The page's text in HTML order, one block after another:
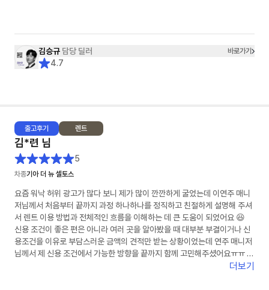
김승규 담당 딜러 바로가기
4.7
출고후기 렌트
김*련 님
5
차종기아 더 뉴 셀토스
요즘 워낙 허위 광고가 많다 보니 제가 많이 깐깐하게 굴었는데 이연주 매니
저님께서 처음부터 끝까지 과정 하나하나를 정직하고 친절하게 설명해 주셔
서 렌트 이용 방법과 전체적인 흐름을 이해하는 데 큰 도움이 되었어요 😆
신용 조건이 좋은 편은 아니라 여러 곳을 알아봤을 때 대부분 부결이거나 신
용조건을 이유로 부담스러운 금액의 견적만 받는 상황이었는데 연주 매니저
님께서 제 신용 조건에서 가능한 방향을 끝까지 함께 고민해주셨어요ㅠㅠ 그
래서 덕분에 다행히 초기 비용 없이 계약까지 진행할 수 있었고 금액도 제가
더보기